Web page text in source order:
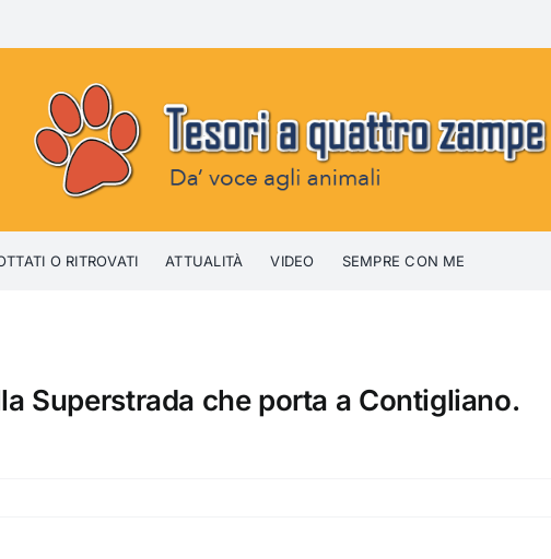
O RITROVATI ATTUALITÀ VIDEO SEMPRE CON ME
Superstrada che porta a Contigliano.